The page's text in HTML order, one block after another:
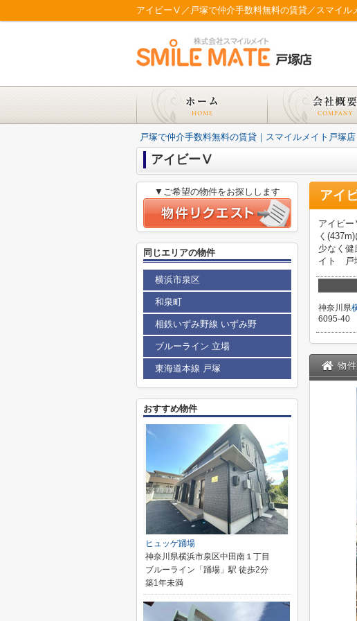
アイビーⅤ／戸塚で仲介手数料無料の賃貸／スマイル
戸塚で仲介手数料無料の賃貸｜スマイルメイト戸塚店
アイビーⅤ
アイ
アイビ
く
少なく
イト 戸
神奈川県
6095-40
物
▼ご希望の物件をお探しします
同じエリアの物件
横浜市泉区
和泉町
相鉄いずみ野線 いずみ野
ブルーライン 立場
東海道本線 戸塚
おすすめ物件
ヒュッゲ踊場
神奈川県横浜市泉区中田南１丁目
ブルーライン「踊場」駅 徒歩2分
築1年未満